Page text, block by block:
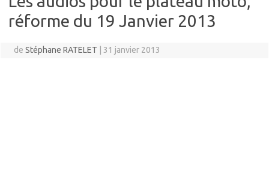
réforme du 19 Janvier 2013
de Stéphane RATELET 31 janvier 2013